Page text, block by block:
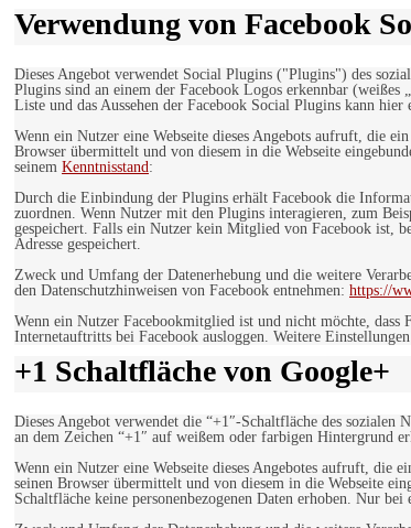
Verwendung von Facebook
Dieses Angebot verwendet Social Plugins ("Plugins") des
Plugins sind an einem der Facebook Logos erkennbar
Liste und das Aussehen der Facebook Social Plugins kann hier
Wenn ein Nutzer eine Webseite dieses Angebots aufruft, die
Browser übermittelt und von diesem in die Webseite
seinem Kenntnisstand:
Durch die Einbindung der Plugins erhält Facebook die
zuordnen. Wenn Nutzer mit den Plugins interagieren, zum
gespeichert. Falls ein Nutzer kein Mitglied von Facebook ist,
Adresse gespeichert.
Zweck und Umfang der Datenerhebung und die weitere
den Datenschutzhinweisen von Facebook entnehmen: https://
Wenn ein Nutzer Facebookmitglied ist und nicht möchte, dass
Internetauftritts bei Facebook ausloggen. Weitere
+1 Schaltfläche von Google+
Dieses Angebot verwendet die “+1″-Schaltfläche des
an dem Zeichen “+1″ auf weißem oder farbigen Hintergrund
Wenn ein Nutzer eine Webseite dieses Angebotes aufruft,
seinen Browser übermittelt und von diesem in die Webseite
Schaltfläche keine personenbezogenen Daten erhoben. Nur